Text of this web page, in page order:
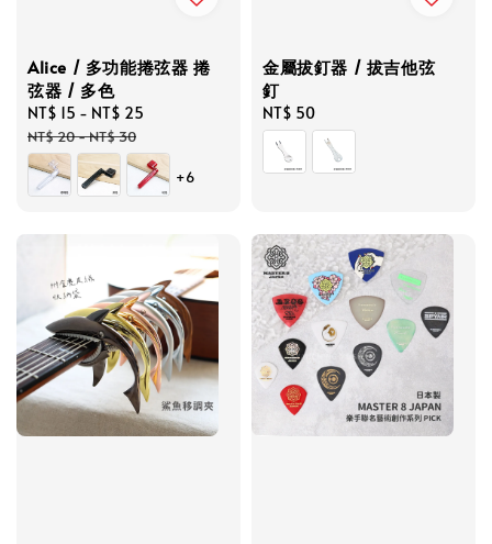
Alice / 多功能捲弦器 捲
弦器 / 多色
Sale
price
NT$ 15 - NT$ 25
NT$ 20-NT$ 30
+6
金屬拔釘器 / 拔吉他弦
釘
Regular
price
NT$ 50